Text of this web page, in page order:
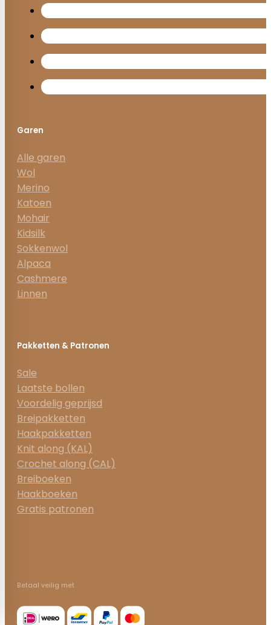
Garen
Alle garen
Wol
Merino
Katoen
Mohair
Kidsilk
Sokkenwol
Alpaca
Cashmere
Linnen
Pakketten & Patronen
Sale
Laatste bollen
Voordelig geprijsd
Breipakketten
Haakpakketten
Knit along (KAL)
Crochet along (CAL)
Breiboeken
Haakboeken
Gratis patronen
Betaal veilig met